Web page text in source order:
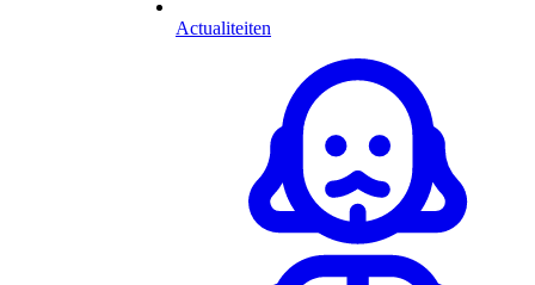
Actualiteiten